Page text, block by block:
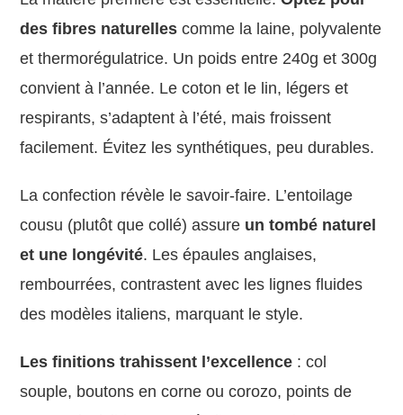
des fibres naturelles comme la laine, polyvalente
et thermorégulatrice. Un poids entre 240g et 300g
convient à l’année. Le coton et le lin, légers et
respirants, s’adaptent à l’été, mais froissent
facilement. Évitez les synthétiques, peu durables.
La confection révèle le savoir-faire. L’entoilage
cousu (plutôt que collé) assure un tombé naturel
et une longévité. Les épaules anglaises,
rembourrées, contrastent avec les lignes fluides
des modèles italiens, marquant le style.
Les finitions trahissent l’excellence : col
souple, boutons en corne ou corozo, points de